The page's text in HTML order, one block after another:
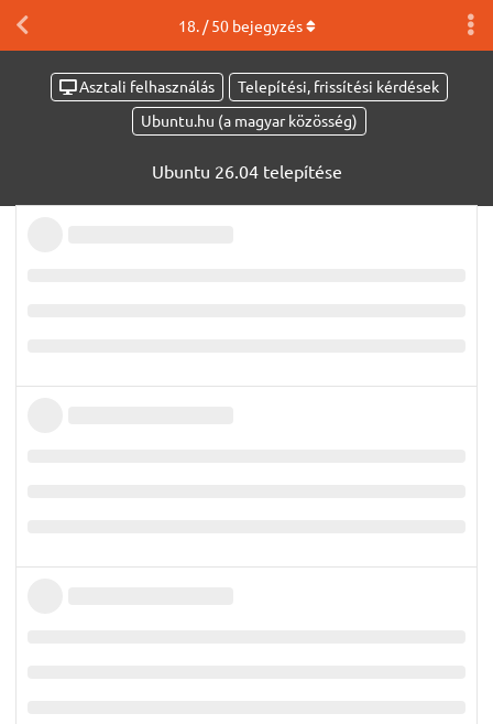
Asztali felhasználás
Telepítési, frissítési kérdések
Ubuntu.hu (a magyar közösség)
Ubuntu 26.04 telepítése
18. /50bejegyzés